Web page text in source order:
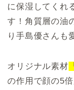
に保湿してくれ
す！角質層の油
り手島優さんも
オリジナル素材
の作用で顔の5